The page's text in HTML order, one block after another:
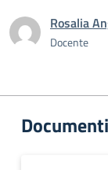
Rosalia
Docente
Documenti